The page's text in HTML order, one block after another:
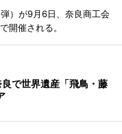
）が9月6日、奈良商工会
開催される。
で世界遺産「飛鳥・藤